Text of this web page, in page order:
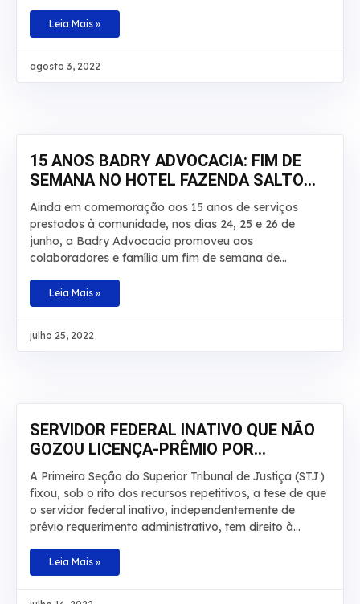
unanimidade, a condenação da autarquia por danos
morais e aumentou a indenização a ser paga a um
um homem que teve por diversas vezes sua
Leia Mais »
agosto 3, 2022
15 ANOS BADRY ADVOCACIA: FIM DE
SEMANA NO HOTEL FAZENDA SALTO
BANDEIRANTES
Ainda em comemoração aos 15 anos de serviços
prestados à comunidade, nos dias 24, 25 e 26 de
junho, a Badry Advocacia promoveu aos
colaboradores e família um fim de semana de
Bandeirantes, em Santa Fé, Paraná. Na ocasião,
haviam atividades para todos os gostos: tirolesa,
escalada, hidroginástica e piscinas. A ideia foi
natureza em companhia da família
Leia Mais »
julho 25, 2022
SERVIDOR FEDERAL INATIVO QUE NÃO
GOZOU LICENÇA-PRÊMIO POR
QUALQUER MOTIVO DEVE RECEBER EM
DINHEIRO
A Primeira Seção do Superior Tribunal de Justiça (STJ)
fixou, sob o rito dos recursos repetitivos, a tese de que
o servidor federal inativo, independentemente de
prévio requerimento administrativo, tem direito à
usufruída durante a atividade funcional nem contada
em dobro para a aposentadoria, sob pena de
Leia Mais »